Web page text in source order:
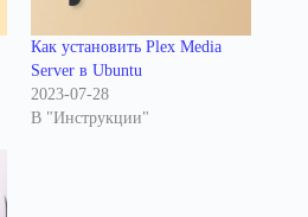
Как установить Plex Media
Server в Ubuntu
2023-07-28
В "Инструкции"